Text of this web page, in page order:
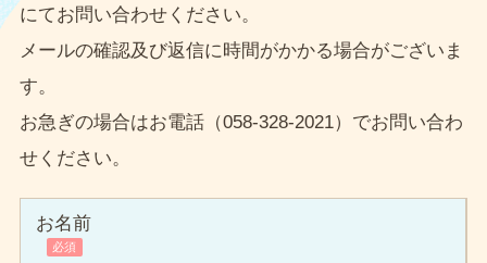
にてお問い合わせください。
メールの確認及び返信に時間がかかる場合がございま
す。
お急ぎの場合はお電話（058-328-2021）でお問い合わ
せください。
お名前